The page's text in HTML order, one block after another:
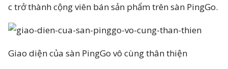
c trở thành cộng viên bán sản phẩm trên sàn PingGo.
Giao diện của sàn PingGo vô cùng thân thiện